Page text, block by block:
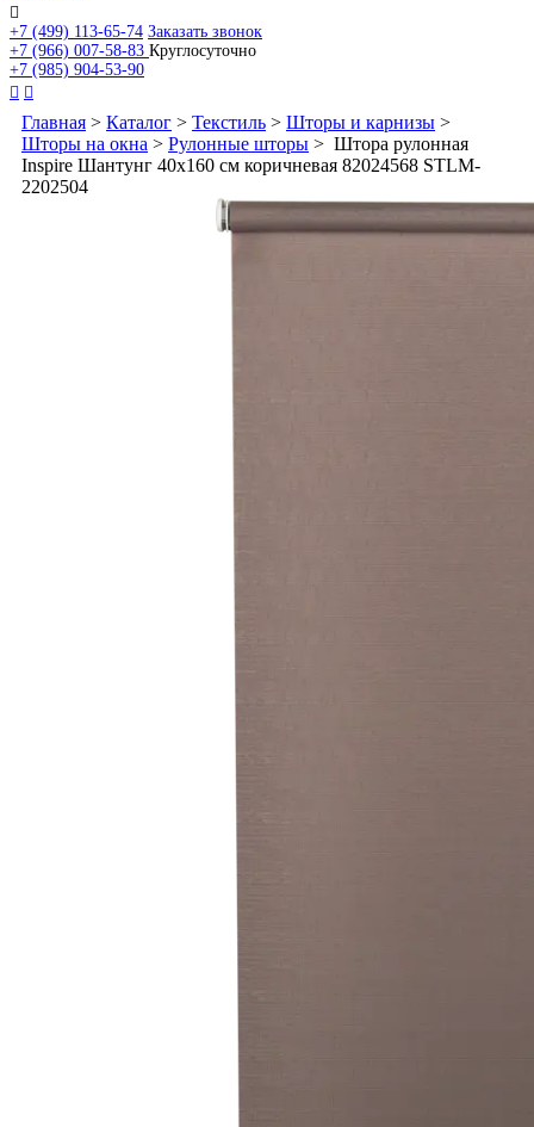

+7 (499) 113-65-74 Заказать звонок
+7 (966) 007-58-83 Круглосуточно
+7 (985) 904-53-90
 
Главная > Каталог > Текстиль > Шторы и карнизы >
Шторы на окна > Рулонные шторы > Штора рулонная
Inspire Шантунг 40x160 см коричневая 82024568 STLM-
2202504